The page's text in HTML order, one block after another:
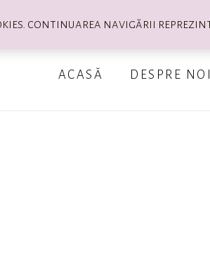
continuarea navigării
ACASĂ DESPRE NOI